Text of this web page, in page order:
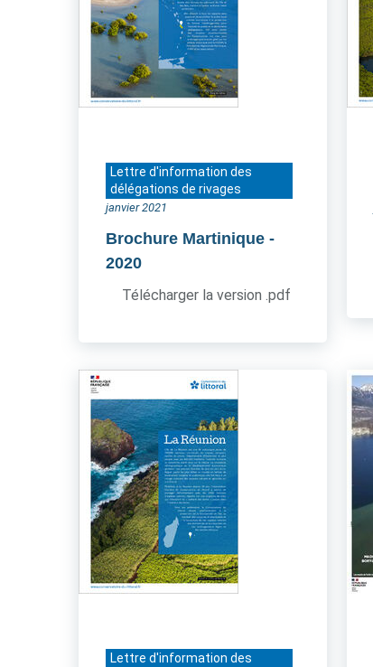
Lettre d'information des
délégations de rivages
janvier 2021
Brochure Martinique -
2020
Télécharger la version .pdf
Lettre d'information des